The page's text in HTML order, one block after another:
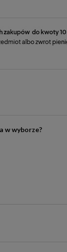
w wyborze?